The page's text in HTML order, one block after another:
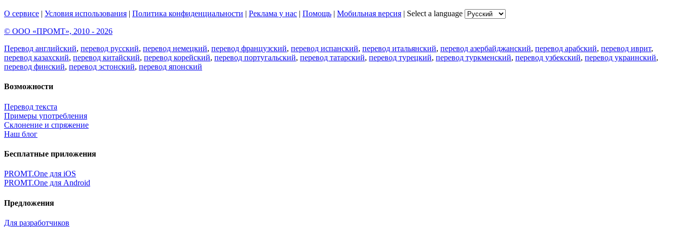
О сервисе | Условия использования | Политика конфиденциальности | Реклама у нас | Помощь | Мобильная версия | Select a language
© ООО «ПРОМТ», 2010 - 2026
Перевод английский, перевод русский, перевод немецкий, перевод французский, перевод испанский, перевод итальянский, перевод азербайджанский, перевод арабский, перевод иврит,
перевод казахский, перевод китайский, перевод корейский, перевод португальский, перевод татарский, перевод турецкий, перевод туркменский, перевод узбекский, перевод украинский,
перевод финский, перевод эстонский, перевод японский
Возможности
Перевод текста
Примеры употребления
Склонение и спряжение
Наш блог
Бесплатные приложения
PROMT.One для iOS
PROMT.One для Android
Предложения
Для разработчиков